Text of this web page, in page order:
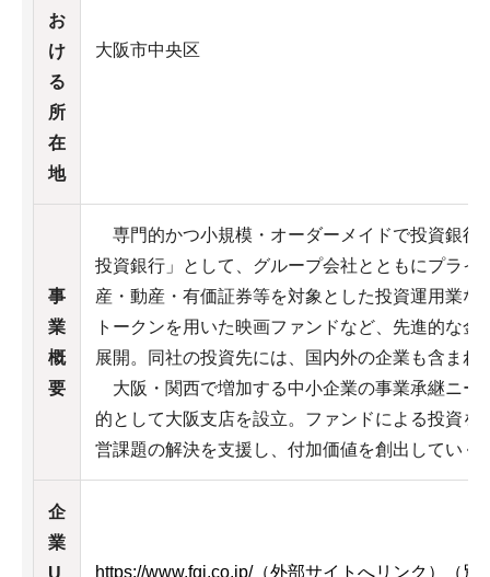
お
け
る
所
在
地
大阪市中央区
事
業
概
要
専門的かつ小規模・オーダーメイドで投資銀行
投資銀行」として、グループ会社とともにプライ
産・動産・有価証券等を対象とした投資運用業な
トークンを用いた映画ファンドなど、先進的な
展開。同社の投資先には、国内外の企業も含まれ
大阪・関西で増加する中小企業の事業承継ニー
的として大阪支店を設立。ファンドによる投資を
営課題の解決を支援し、付加価値を創出していく
企
業
U
https://www.fgi.co.jp/（外部サイトへリンク）（別